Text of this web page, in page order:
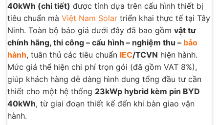
40kWh (chi tiết) được tính dựa trên cấu hình thiết bị
tiêu chuẩn mà Việt Nam Solar triển khai thực tế tại Tây
Ninh. Toàn bộ báo giá dưới đây đã bao gồm vật tư
chính hãng, thi công – cấu hình – nghiệm thu – bảo
hành, tuân thủ các tiêu chuẩn IEC/TCVN hiện hành.
Mức giá thể hiện chi phí trọn gói (đã gồm VAT 8%),
giúp khách hàng dễ dàng hình dung tổng đầu tư cần
thiết cho một hệ thống 23kWp hybrid kèm pin BYD
40kWh, từ giai đoạn thiết kế đến khi bàn giao vận
hành.